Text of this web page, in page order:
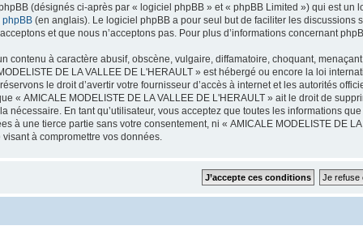
(désignés ci-après par « logiciel phpBB » et « phpBB Limited ») qui est un
phpBB (en anglais). Le logiciel phpBB a pour seul but de faciliter les
et que nous n’acceptons pas. Pour plus d’informations concernant
contenu à caractère abusif, obscène, vulgaire, diffamatoire, choquant,
DE LA VALLEE DE L'HERAULT » est hébergé ou encore la loi
le droit d’avertir votre fournisseur d’accès à internet et les autorités
« AMICALE MODELISTE DE LA VALLEE DE L'HERAULT » ait le droit de
nécessaire. En tant qu’utilisateur, vous acceptez que toutes les informations
à une tierce partie sans votre consentement, ni « AMICALE MODELISTE DE
à compromettre vos données.